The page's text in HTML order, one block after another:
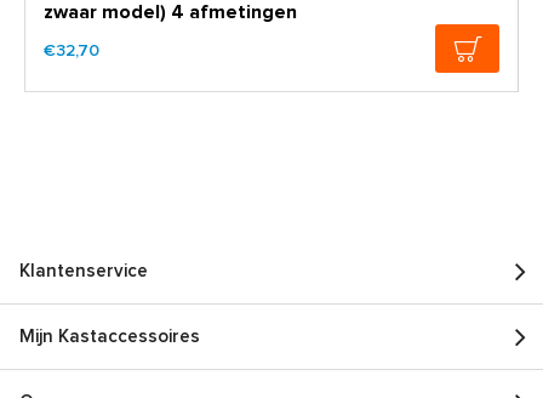
zwaar model) 4 afmetingen
€32,70
Klantenservice
Mijn Kastaccessoires